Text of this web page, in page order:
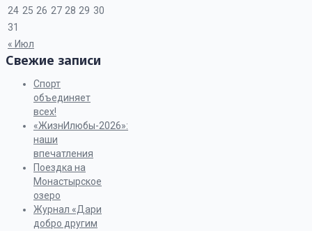
« Июл
24 25 26 27 28 29 30
31
Свежие записи
Спорт
объединяет
всех!
«ЖизнИлюбы-2026»:
наши
впечатления
Поездка на
Монастырское
озеро
Журнал «Дари
добро другим